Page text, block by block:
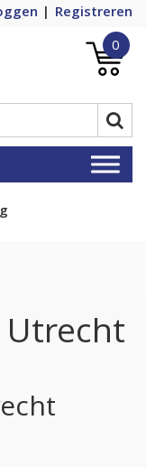
Registreren
0